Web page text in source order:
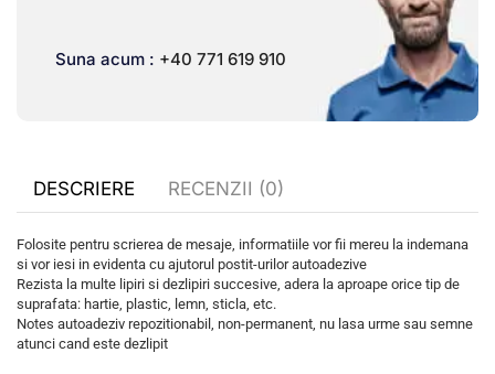
Suna acum : +40 771 619 910
DESCRIERE RECENZII (0)
Folosite pentru scrierea de mesaje, informatiile vor fii mereu la indemana
si vor iesi in evidenta cu ajutorul postit-urilor autoadezive
Rezista la multe lipiri si dezlipiri succesive, adera la aproape orice tip de
suprafata: hartie, plastic, lemn, sticla, etc.
Notes autoadeziv repozitionabil, non-permanent, nu lasa urme sau semne
atunci cand este dezlipit